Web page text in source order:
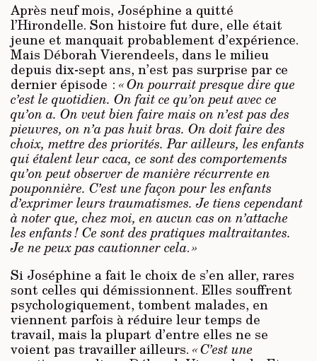
Après neuf mois, Joséphine a quitté
l’Hirondelle. Son histoire fut dure, elle était
jeune et manquait probablement d’expérience.
Mais Déborah Vierendeels, dans le milieu
depuis dix-sept ans, n’est pas surprise par ce
dernier épisode : « On pourrait presque dire que
c’est le quotidien. On fait ce qu’on peut avec ce
qu’on a. On veut bien faire mais on n’est pas des
pieuvres, on n’a pas huit bras. On doit faire des
choix, mettre des priorités. Par ailleurs, les enfants
qui étalent leur caca, ce sont des comportements
qu’on peut observer de manière récurrente en
pouponnière. C’est une façon pour les enfants
d’exprimer leurs traumatismes. Je tiens cependant
à noter que, chez moi, en aucun cas on n’attache
les enfants ! Ce sont des pratiques maltraitantes.
Je ne peux pas cautionner cela.»
Si Joséphine a fait le choix de s’en aller, rares
sont celles qui démissionnent. Elles souffrent
psychologiquement, tombent malades, en
viennent parfois à réduire leur temps de
travail, mais la plupart d’entre elles ne se
voient pas travailler ailleurs. « C’est une